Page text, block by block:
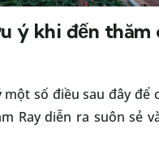
ý khi đến thăm
một số điều sau đây để
Ray diễn ra suôn sẻ